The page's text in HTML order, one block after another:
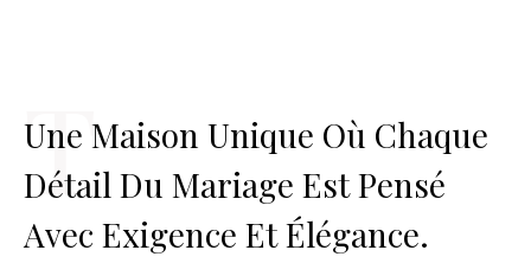
T
Une Maison Unique Où Chaque
Détail Du Mariage Est Pensé
Avec Exigence Et Élégance.